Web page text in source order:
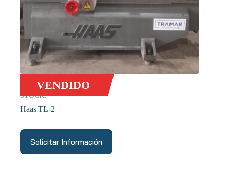
VENDIDO
STOCK:
Haas TL-2
Solicitar Información